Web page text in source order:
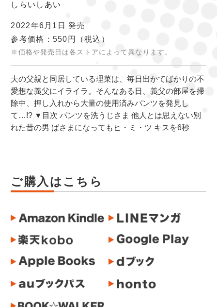
しらいしあい
2022年6月1日 発売
参考価格：550円
（税込）
※価格や発売日は各ストアによって異なります。
夫の父親と同居している理菜は、毎日出かてばかりの不
愛想な義父にイライラ。そんなある日、義父の部屋を掃
除中、押し入れから大量の使用済みパンツを発見し
て…!? ▼目次 パンツを洗うじさま 他人とは思えない別
れた昔の男 ばさまになってもヒ・ミ・ツ キスを6秒
ご購入はこちら